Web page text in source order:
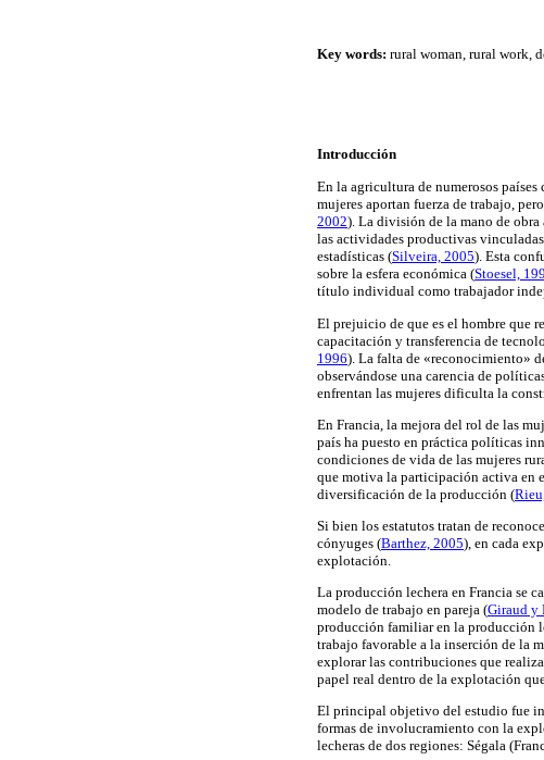
Key words: rural woman, rural work,
Introducción
En la agricultura de numerosos
mujeres aportan fuerza de trabajo,
2002). La división de la mano de
las actividades productivas
estadísticas (Silveira, 2005). Esta
sobre la esfera económica (Stoesel,
título individual como trabajador
El prejuicio de que es el hombre que
capacitación y transferencia de
1996). La falta de «reconocimiento»
observándose una carencia de
enfrentan las mujeres dificulta la
En Francia, la mejora del rol de las
país ha puesto en práctica políticas
condiciones de vida de las mujeres
que motiva la participación activa en
diversificación de la producción (
Si bien los estatutos tratan de
cónyuges (Barthez, 2005), en cada
explotación.
La producción lechera en Francia se
modelo de trabajo en pareja (Giraud y
producción familiar en la producción
trabajo favorable a la inserción de la
explorar las contribuciones que
papel real dentro de la explotación
El principal objetivo del estudio fue
formas de involucramiento con la
lecheras de dos regiones: Ségala